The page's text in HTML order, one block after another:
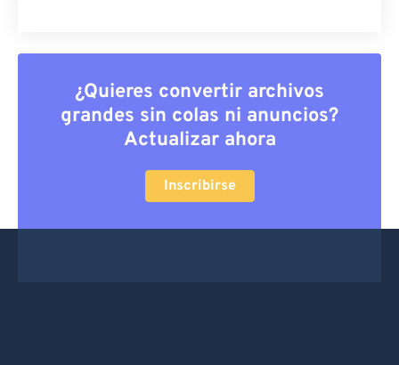
¿Quieres convertir archivos
grandes sin colas ni anuncios?
Actualizar ahora
Inscribirse